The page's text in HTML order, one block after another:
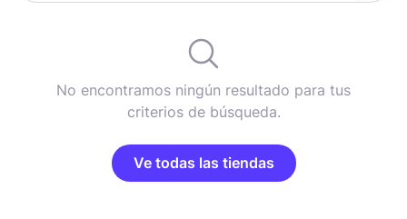
No encontramos ningún resultado para tus
criterios de búsqueda.
Ve todas las tiendas